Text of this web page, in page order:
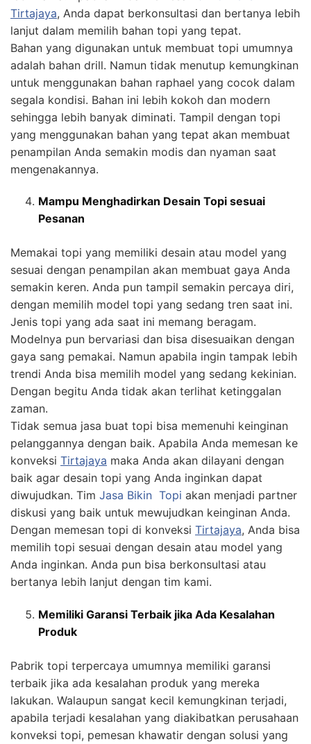
Tirtajaya, Anda dapat berkonsultasi dan bertanya lebih
lanjut dalam memilih bahan topi yang tepat.
Bahan yang digunakan untuk membuat topi umumnya
adalah bahan drill. Namun tidak menutup kemungkinan
untuk menggunakan bahan raphael yang cocok dalam
segala kondisi. Bahan ini lebih kokoh dan modern
sehingga lebih banyak diminati. Tampil dengan topi
yang menggunakan bahan yang tepat akan membuat
penampilan Anda semakin modis dan nyaman saat
mengenakannya.
Mampu Menghadirkan Desain Topi sesuai
Pesanan
Memakai topi yang memiliki desain atau model yang
sesuai dengan penampilan akan membuat gaya Anda
semakin keren. Anda pun tampil semakin percaya diri,
dengan memilih model topi yang sedang tren saat ini.
Jenis topi yang ada saat ini memang beragam.
Modelnya pun bervariasi dan bisa disesuaikan dengan
gaya sang pemakai. Namun apabila ingin tampak lebih
trendi Anda bisa memilih model yang sedang kekinian.
Dengan begitu Anda tidak akan terlihat ketinggalan
zaman.
Tidak semua jasa buat topi bisa memenuhi keinginan
pelanggannya dengan baik. Apabila Anda memesan ke
konveksi Tirtajaya maka Anda akan dilayani dengan
baik agar desain topi yang Anda inginkan dapat
diwujudkan. Tim Jasa Bikin Topi akan menjadi partner
diskusi yang baik untuk mewujudkan keinginan Anda.
Dengan memesan topi di konveksi Tirtajaya, Anda bisa
memilih topi sesuai dengan desain atau model yang
Anda inginkan. Anda pun bisa berkonsultasi atau
bertanya lebih lanjut dengan tim kami.
Memiliki Garansi Terbaik jika Ada Kesalahan
Produk
Pabrik topi terpercaya umumnya memiliki garansi
terbaik jika ada kesalahan produk yang mereka
lakukan. Walaupun sangat kecil kemungkinan terjadi,
apabila terjadi kesalahan yang diakibatkan perusahaan
konveksi topi, pemesan khawatir dengan solusi yang